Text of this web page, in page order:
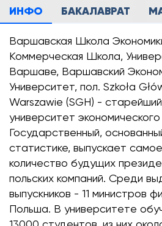
ИНФО БАКАЛАВРАТ
Варшавская Школа
Коммерческая Школа,
Варшаве, Варшавский
Университет, пол. Szkoła
Warszawie (SGH) -
университет
Государственный,
статистике, выпускает
количество будущих
польских компаний. Среди
выпускников - 11 министров
Польша. В университете